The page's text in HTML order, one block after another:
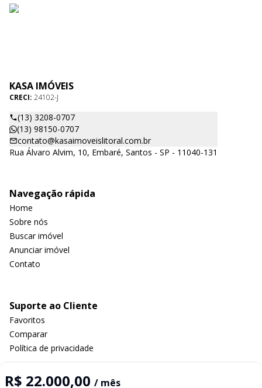
R$ 22.000,00 / mês
KASA IMÓVEIS
CRECI: 24102-J
(13) 3208-0707
(13) 98150-0707
contato@kasaimoveislitoral.com.br
Rua Álvaro Alvim, 10, Embaré, Santos - SP - 11040-131
Navegação rápida
Home
Sobre nós
Buscar imóvel
Anunciar imóvel
Contato
Suporte ao Cliente
Favoritos
Comparar
Política de privacidade